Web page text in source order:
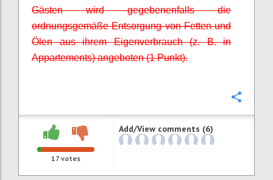
Gästen wird gegebenenfalls die
ordnungsgemäße Entsorgung von Fetten und
Ölen aus ihrem Eigenverbrauch (z. B. in
Appartements) angeboten (1 Punkt).
17 votes
Add/View comments (6)